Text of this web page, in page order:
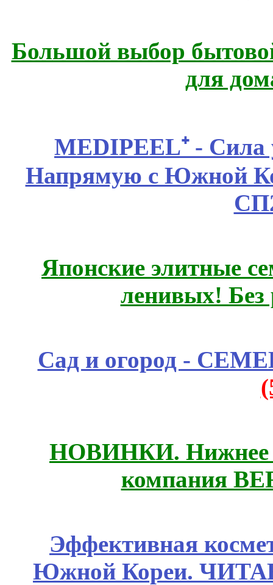
Большой выбор
для
MEDIPEEL⁺ - Сила
Напрямую с Южной
Японские элитные
ленивых!
Сад и огород -
НОВИНКИ. Нижнее
компания
Эффективная
Южной Кореи.